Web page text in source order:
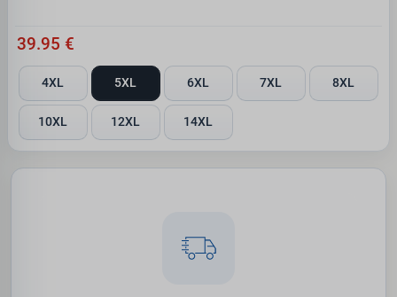
39.95 €
4XL 5XL 6XL 7XL 8XL
10XL 12XL 14XL